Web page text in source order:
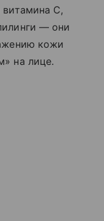
C,
— они
кожи
на лице.